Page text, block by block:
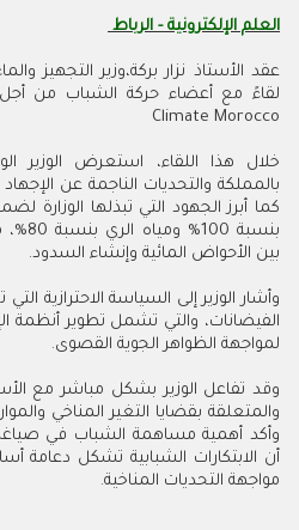
العلم الإلكترونية - الرباط
Climate Morocco
خلال هذا اللقاء، استعرض الوزير
بالمملكة والتحديات الناجمة عن الإجهاد
كما أبرز الجهود التي تبذلها الوزارة
بنسبة
بين الأحواض المائية وإنشاء السدود.
وأشار الوزير إلى السياسة الاحترازية
الفيضانات، والتي تشمل تطوير أنظمة
لمواجهة الظواهر الجوية القصوى.
وقد تفاعل الوزير بشكل مباشر مع
والمتعلقة بقضايا التغير المناخي
وأكد أهمية مساهمة الشباب في صياغة
أن الابتكارات الشبابية تشكل دعامة
مواجهة التحديات المناخية.